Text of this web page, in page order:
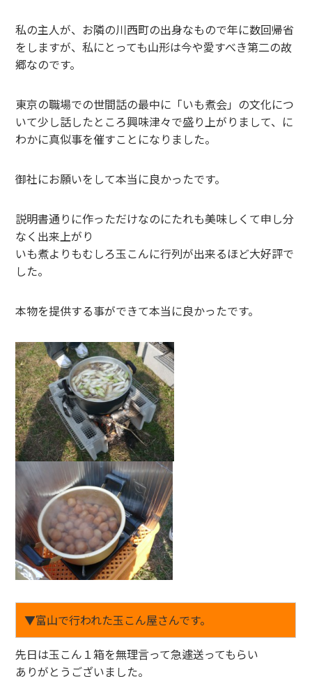
私の主人が、お隣の川西町の出身なもので年に数回帰省
をしますが、私にとっても山形は今や愛すべき第二の故
郷なのです。
東京の職場での世間話の最中に「いも煮会」の文化につ
いて少し話したところ興味津々で盛り上がりまして、に
わかに真似事を催すことになりました。
御社にお願いをして本当に良かったです。
説明書通りに作っただけなのにたれも美味しくて申し分
なく出来上がり
いも煮よりもむしろ玉こんに行列が出来るほど大好評で
した。
本物を提供する事ができて本当に良かったです。
▼富山で行われた玉こん屋さんです。
先日は玉こん１箱を無理言って急遽送ってもらい
ありがとうございました。